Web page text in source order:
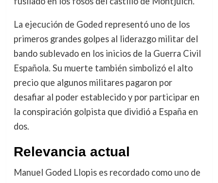
La ejecución de Goded representó uno de los
primeros grandes golpes al liderazgo militar del
bando sublevado en los inicios de la Guerra Civil
Española. Su muerte también simbolizó el alto
precio que algunos militares pagaron por
desafiar al poder establecido y por participar en
la conspiración golpista que dividió a España en
dos.
Relevancia actual
Manuel Goded Llopis es recordado como uno de